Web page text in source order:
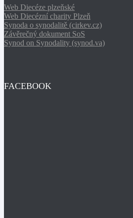
Web Diecéze plzeňské
Web Diecézní charity Plzeň
Synoda o synodalitě (cirkev.cz)
Závěrečný dokument SoS
Synod on Synodality (synod.va)
FACEBOOK